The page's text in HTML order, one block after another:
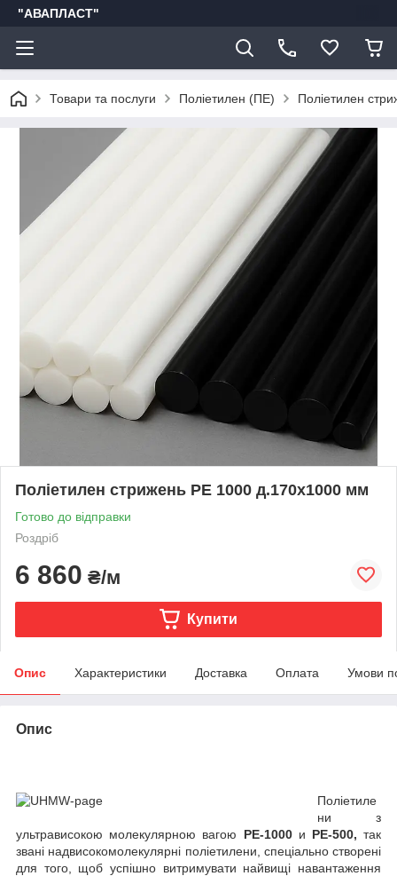
"АВАПЛАСТ"
Товари та послуги Поліетилен (ПЕ) Поліетилен
Поліетилен стрижень РЕ 1000 д.170х1000 мм
Готово до відправки
Роздріб
6 860 ₴/м
Купити
Опис Характеристики Доставка Оплата Умови
Опис
Поліетиле
ни з
ультрависокою молекулярною вагою РЕ-1000 и PE-500, так
звані надвисокомолекулярні поліетилени, спеціально створені
для того, щоб успішно витримувати найвищі навантаження